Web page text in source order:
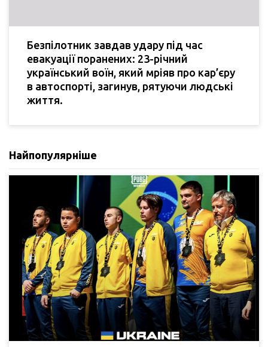
Безпілотник завдав удару під час
евакуації поранених: 23-річний
український воїн, який мріяв про кар’єру
в автоспорті, загинув, рятуючи людські
життя.
Найпопулярніше